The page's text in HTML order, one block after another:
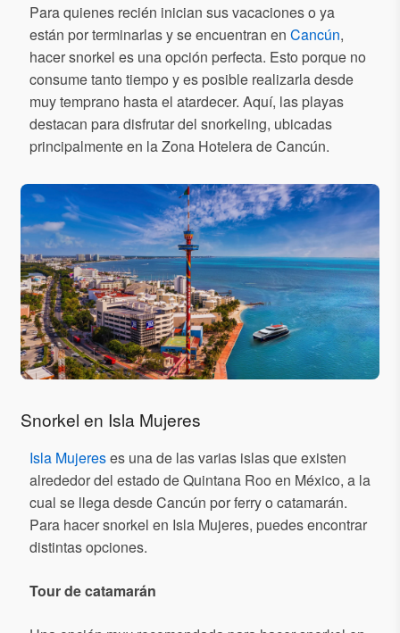
Para quienes recién inician sus vacaciones o ya
están por terminarlas y se encuentran en Cancún,
hacer snorkel es una opción perfecta. Esto porque no
consume tanto tiempo y es posible realizarla desde
muy temprano hasta el atardecer. Aquí, las playas
destacan para disfrutar del snorkeling, ubicadas
principalmente en la Zona Hotelera de Cancún.
Snorkel en Isla Mujeres
Isla Mujereses una de las varias islas que existen
alrededor del estado de Quintana Roo en México, a la
cual se llega desde Cancún por ferry o catamarán.
Para hacer snorkel en Isla Mujeres, puedes encontrar
distintas opciones.
Tour de catamarán